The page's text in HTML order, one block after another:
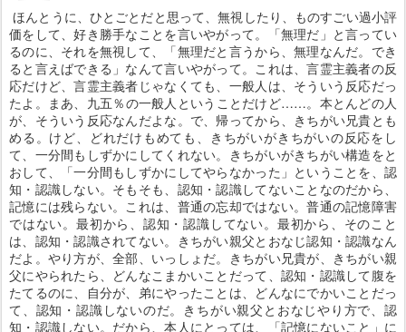
ほんとうに、ひとごとだと思って、無視したり、ものすごい過小評
価をして、好き勝手なことを言いやがって。「無理だ」と言ってい
るのに、それを無視して、「無理だと言うから、無理なんだ。でき
ると言えばできる」なんて言いやがって。これは、言霊主義者の反
応だけど、言霊主義者じゃなくても、一般人は、そういう反応だっ
たよ。まあ、九五％の一般人ということだけど……。本とんどの人
が、そういう反応なんだよな。で、帰ってから、きちがい兄貴とも
める。けど、どれだけもめても、きちがいがきちがいの反応をし
て、一分間もしずかにしてくれない。きちがいがきちがい構造をと
おして、「一分間もしずかにしてやらなかった」ということを、認
知・認識しない。そもそも、認知・認識してないことなのだから、
記憶には残らない。これは、普通の忘却ではない。普通の記憶障害
ではない。最初から、認知・認識してない。最初から、そのこと
は、認知・認識されてない。きちがい親父とおなじ認知・認識なん
だよ。やり方が、全部、いっしょだ。きちがい兄貴が、きちがい親
父にやられたら、どんなこまかいことだって、認知・認識して腹を
たてるのに、自分が、弟にやったことは、どんなにでかいことだっ
て、認知・認識しないのだ。きちがい親父とおなじやり方で、認
知・認識しない。だから、本人にとっては、「記憶にないこと」に